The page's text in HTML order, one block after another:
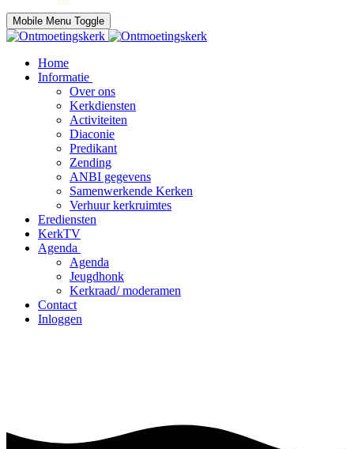
Mobile Menu Toggle
Home
Informatie
Over ons
Kerkdiensten
Activiteiten
Diaconie
Predikant
Zending
ANBI gegevens
Samenwerkende Kerken
Verhuur kerkruimtes
Erediensten
KerkTV
Agenda
Agenda
Jeugdhonk
Kerkraad/ moderamen
Contact
Inloggen